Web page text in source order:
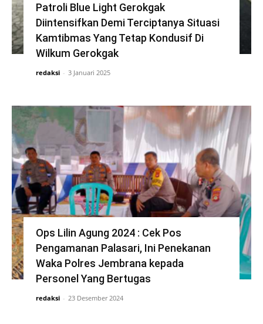
Patroli Blue Light Gerokgak
Diintensifkan Demi Terciptanya Situasi
Kamtibmas Yang Tetap Kondusif Di
Wilkum Gerokgak
redaksi - 3 Januari 2025
Ops Lilin Agung 2024 : Cek Pos
Pengamanan Palasari, Ini Penekanan
Waka Polres Jembrana kepada
Personel Yang Bertugas
redaksi - 23 Desember 2024